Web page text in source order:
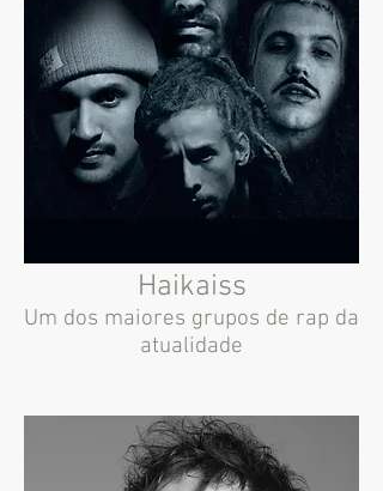
Haikaiss
Um dos maiores grupos de rap da
atualidade